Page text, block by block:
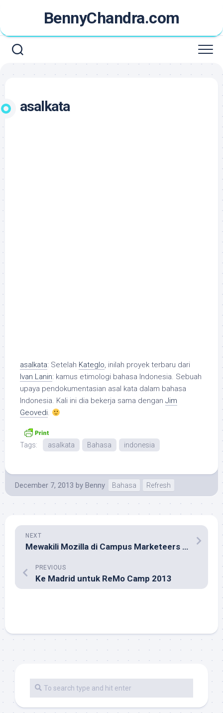
content
BennyChandra.com
asalkata
asalkata: Setelah Kateglo, inilah proyek terbaru dari
Ivan Lanin: kamus etimologi bahasa Indonesia. Sebuah
upaya pendokumentasian asal kata dalam bahasa
Indonesia. Kali ini dia bekerja sama dengan Jim
Geovedi.
Tags: asalkata Bahasa indonesia
December 7, 2013 by Benny Bahasa Refresh
NEXT
Mewakili Mozilla di Campus Marketeers Club Gathering
PREVIOUS
Ke Madrid untuk ReMo Camp 2013